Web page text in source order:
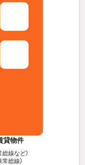
貸物件
総線など）
常総線）